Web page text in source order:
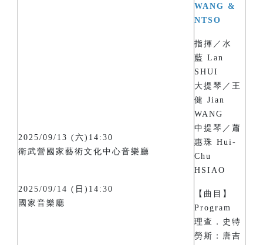
2025/09/13 (六)14:30
衛武營國家藝術文化中心音樂廳
2025/09/14 (日)14:30
國家音樂廳
WANG &
NTSO
指揮／水
藍 Lan
SHUI
大提琴／王
健 Jian
WANG
中提琴／蕭
惠珠 Hui-
Chu
HSIAO
【曲目】
Program
理查．史特
勞斯：唐吉